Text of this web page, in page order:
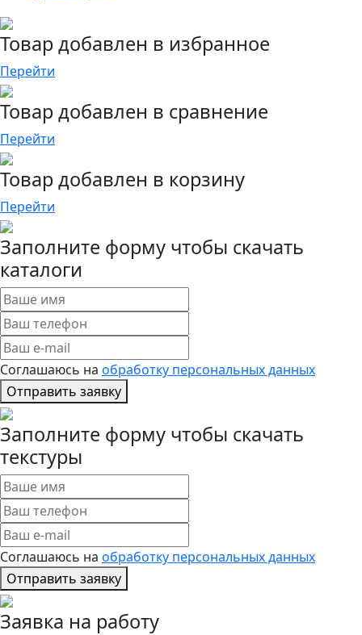
Товар добавлен в избранное
Перейти
Товар добавлен в сравнение
Перейти
Товар добавлен в корзину
Перейти
Заполните форму чтобы скачать
каталоги
Соглашаюсь на обработку персональных данных
Отправить заявку
Заполните форму чтобы скачать
текстуры
Соглашаюсь на обработку персональных данных
Отправить заявку
Заявка на работу